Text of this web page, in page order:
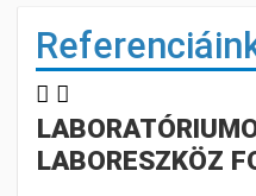
LABORESZKÖZ